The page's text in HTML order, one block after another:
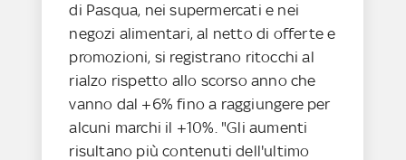
di Pasqua, nei supermercati e nei
negozi alimentari, al netto di offerte e
promozioni, si registrano ritocchi al
rialzo rispetto allo scorso anno che
vanno dal +6% fino a raggiungere per
alcuni marchi il +10%. "Gli aumenti
risultano più contenuti dell'ultimo